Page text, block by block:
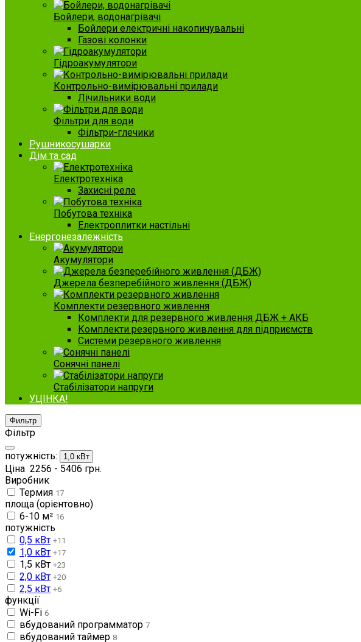
Бойлери, водонагрівачі
Бойлери електричні накопичувальні
Газові колонки
Гідроакумулятори
Контрольно-вимірювальні прилади
Лічильники води
Фільтри для води
Фільтри-глечики
Рушникосушарки
Дім та сад
Електротехніка
Захисні реле
Побутова техніка
Електроплитки настільні
Енергонезалежність
Акумулятори
Джерела безперебійного живлення (ДБЖ)
Комплекти резервного живлення
Комплекти для резервного живлення ДБЖ + АКБ
Комплекти резервного живлення для підприємств
Системи резервного живлення
Сонячні панелі
Стабілізатори напруги
УЦІНКА!
Фильтр
Фільтр
потужність:
1,0 кВт
Ціна 2256 - 5406 грн.
Виробник
Термия 17
площа (орієнтовно)
6-10 м² 16
потужність
0,5 кВт +11
1,0 кВт +17
1,5 кВт +23
2,0 кВт +20
2,5 кВт +6
функції
Wi-Fi 6
вбудований программатор 7
вбудований таймер 8